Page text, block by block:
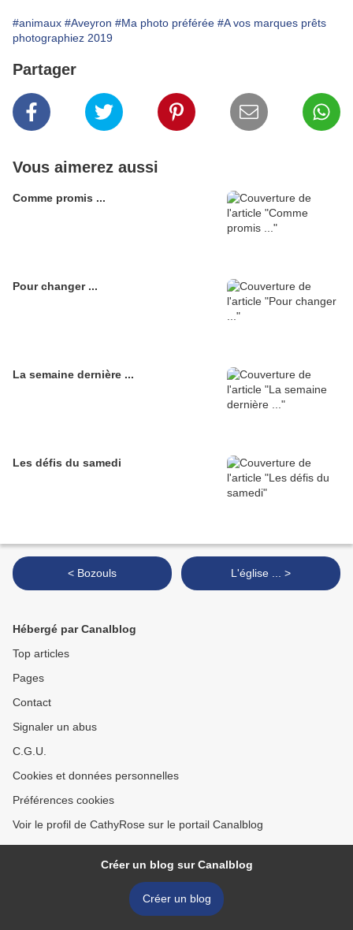
#animaux #Aveyron #Ma photo préférée #A vos marques prêts
photographiez 2019
Partager
Vous aimerez aussi
Comme promis ...
Pour changer ...
La semaine dernière ...
Les défis du samedi
< Bozouls L'église ... >
Hébergé par Canalblog
Top articles
Pages
Contact
Signaler un abus
C.G.U.
Cookies et données personnelles
Préférences cookies
Voir le profil de CathyRose sur le portail Canalblog
Créer un blog sur Canalblog
Créer un blog